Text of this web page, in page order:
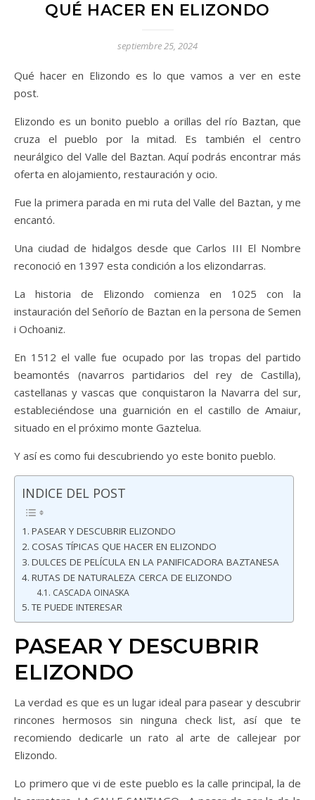
QUÉ HACER EN ELIZONDO
septiembre 25, 2024
Qué hacer en Elizondo es lo que vamos a ver en este
post.
Elizondo es un bonito pueblo a orillas del río Baztan, que
cruza el pueblo por la mitad. Es también el centro
neurálgico del Valle del Baztan. Aquí podrás encontrar más
oferta en alojamiento, restauración y ocio.
Fue la primera parada en mi ruta del Valle del Baztan, y me
encantó.
Una ciudad de hidalgos desde que Carlos III El Nombre
reconoció en 1397 esta condición a los elizondarras.
La historia de Elizondo comienza en 1025 con la
instauración del Señorío de Baztan en la persona de Semen
i Ochoaniz.
En 1512 el valle fue ocupado por las tropas del partido
beamontés (navarros partidarios del rey de Castilla),
castellanas y vascas que conquistaron la Navarra del sur,
estableciéndose una guarnición en el castillo de Amaiur,
situado en el próximo monte Gaztelua.
Y así es como fui descubriendo yo este bonito pueblo.
INDICE DEL POST
PASEAR Y DESCUBRIR ELIZONDO
COSAS TÍPICAS QUE HACER EN ELIZONDO
DULCES DE PELÍCULA EN LA PANIFICADORA BAZTANESA
RUTAS DE NATURALEZA CERCA DE ELIZONDO
CASCADA OINASKA
TE PUEDE INTERESAR
PASEAR Y DESCUBRIR
ELIZONDO
La verdad es que es un lugar ideal para pasear y descubrir
rincones hermosos sin ninguna check list, así que te
recomiendo dedicarle un rato al arte de callejear por
Elizondo.
Lo primero que vi de este pueblo es la calle principal, la de